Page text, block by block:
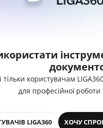
тільки користувачам
для професійної
LIGA360 ХОЧУ